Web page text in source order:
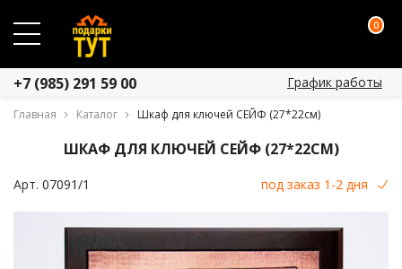
0
+7 (985) 291 59 00 График работы
Главная Каталог Шкаф для ключей СЕЙФ (27*22см)
ШКАФ ДЛЯ КЛЮЧЕЙ СЕЙФ (27*22СМ)
Арт. 07091/1 под заказ 1-2 дня